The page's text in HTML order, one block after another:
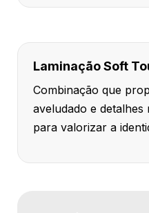
Laminação Soft
Combinação que
aveludado e detalhes
para valorizar a